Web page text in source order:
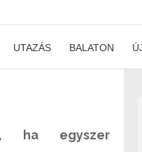
UTAZÁS BALATON
ha egyszer